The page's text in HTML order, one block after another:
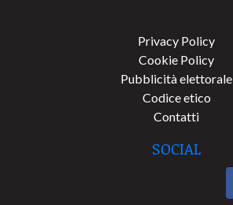
Privacy Policy
Cookie Policy
Pubblicità elettorale
Codice etico
Contatti
SOCIAL